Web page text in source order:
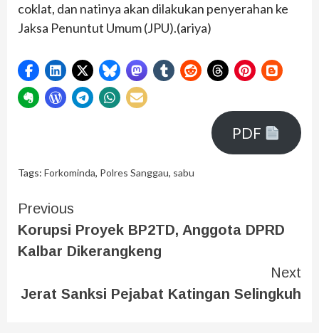
coklat, dan natinya akan dilakukan penyerahan ke
Jaksa Penuntut Umum (JPU).(ariya)
PDF
Tags: Forkominda, Polres Sanggau, sabu
Previous
Korupsi Proyek BP2TD, Anggota DPRD
Kalbar Dikerangkeng
Next
Jerat Sanksi Pejabat Katingan Selingkuh